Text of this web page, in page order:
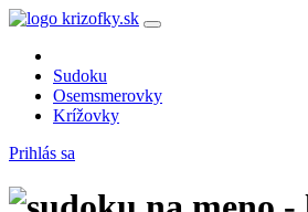
Sudoku
Osemsmerovky
Krížovky
Prihlás sa